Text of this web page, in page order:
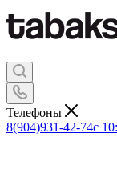
Телефоны
8(904)931-42-74с